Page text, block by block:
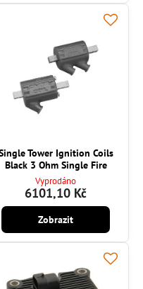
Tower Ignition Coils
Black 3 Ohm Single Fire
Vyprodáno
6101,10 Kč
Zobrazit